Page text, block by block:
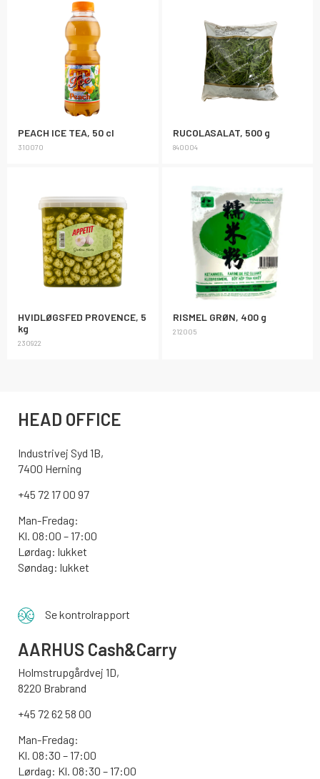
PEACH ICE TEA, 50 cl
310070
RUCOLASALAT, 500 g
840004
HVIDLØGSFED PROVENCE, 5
kg
230922
RISMEL GRØN, 400 g
212005
HEAD OFFICE
Industrivej Syd 1B,
7400 Herning
+45 72 17 00 97
Man-Fredag:
Kl. 08:00 – 17:00
Lørdag: lukket
Søndag: lukket
Se kontrolrapport
AARHUS Cash&Carry
Holmstrupgårdvej 1D,
8220 Brabrand
+45 72 62 58 00
Man-Fredag:
Kl. 08:30 – 17:00
Lørdag: Kl. 08:30 – 17:00